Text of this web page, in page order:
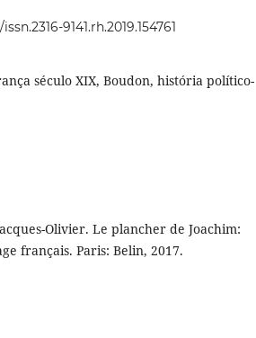
9141.rh.2019.154761
século XIX, Boudon, história político-
Olivier. Le plancher de Joachim:
français. Paris: Belin, 2017.